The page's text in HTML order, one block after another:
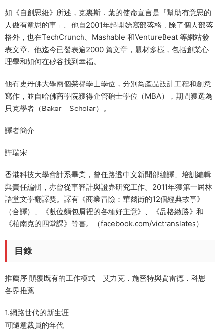
如《自創思維》所述，克裏斯．葉的使命宣言是「幫助有意思的
人做有意思的事」。他自2001年起開始寫部落格，除了個人部落
格外，也在TechCrunch、Mashable 和VentureBeat 等網站發
表文章。他迄今已發表逾2000 篇文章，題材多樣，包括創業心
理學和如何在矽谷找到幸福。
他有史丹佛大學兩個榮譽學士學位，分別為產品設計工程和創意
寫作，並自哈佛商學院獲得企管碩士學位（MBA），期間獲選為
貝克學者（Baker Scholar）。
譯者簡介
許瑞宋
香港科技大學會計系畢業，曾任路透中文新聞部編譯、培訓編輯
與責任編輯，亦曾從事審計與證券研究工作。2011年獲第一屆林
語堂文學翻譯獎。譯有《商業冒險：華爾街的12個經典故事》
（合譯）、《數位麵包屑裡的各種好主意》、《品格緻勝》和
《柏南克的四堂課》等書。（facebook.com/victranslates）
目錄
推薦序 顛覆既有的工作模式 艾力克．施密特與賈雷德．科恩
各界推薦
1.網路世代的新生涯
可隨意裁員的年代